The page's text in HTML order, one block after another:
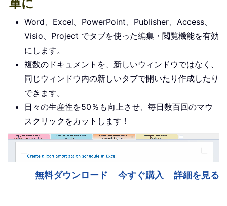
単に
Word、Excel、PowerPoint、Publisher、Access、
Visio、Project でタブを使った編集・閲覧機能を有効
にします。
複数のドキュメントを、新しいウィンドウではなく、
同じウィンドウ内の新しいタブで開いたり作成したり
できます。
日々の生産性を50％も向上させ、毎日数百回のマウ
スクリックをカットします！
無料ダウンロード 今すぐ購入 詳細を見る